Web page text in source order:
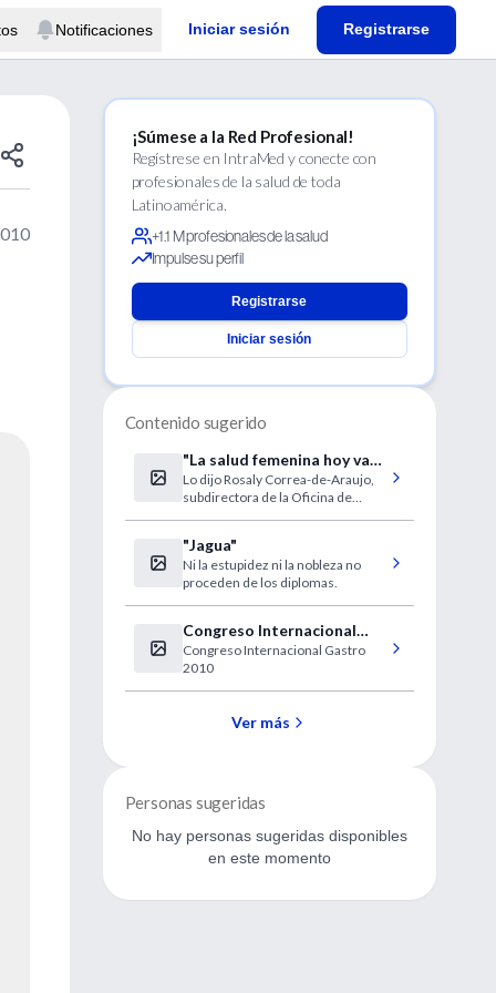
Notificaciones Iniciar sesión Registrarse
¡Súmese a la Red Profesional!
Regístrese en IntraMed y conecte con
profesionales de la salud de toda
Latinoamérica.
+1.1 M profesionales de la salud
Impulse su perfil
Registrarse
Iniciar sesión
Contenido sugerido
"La salud femenina hoy va
más allá de la
reproducción"
Lo dijo Rosaly Correa-de-Araujo,
subdirectora de la Oficina de
"Jagua"
Ni la estupidez ni la nobleza no
proceden de los diplomas.
Congreso Internacional
Gastro 2010
Congreso Internacional Gastro
2010
Ver más
Personas sugeridas
No hay personas sugeridas disponibles
en este momento